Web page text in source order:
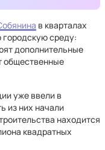
в кварталах
среду:
дополнительные
общественные
уже ввели в
из них начали
находится
квадратных